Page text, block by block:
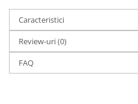
Caracteristici
Review-uri(0)
FAQ